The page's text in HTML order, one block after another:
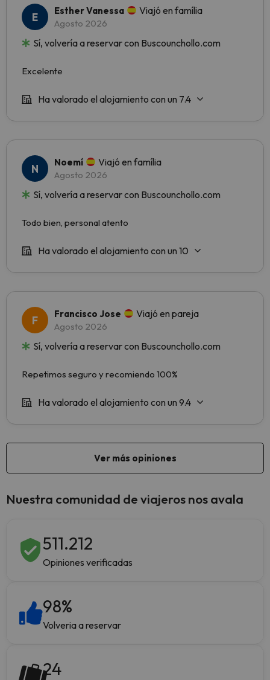
Nuestra comunidad de viajeros nos avala
511.212
Opiniones verificadas
98%
Volveria a reservar
24